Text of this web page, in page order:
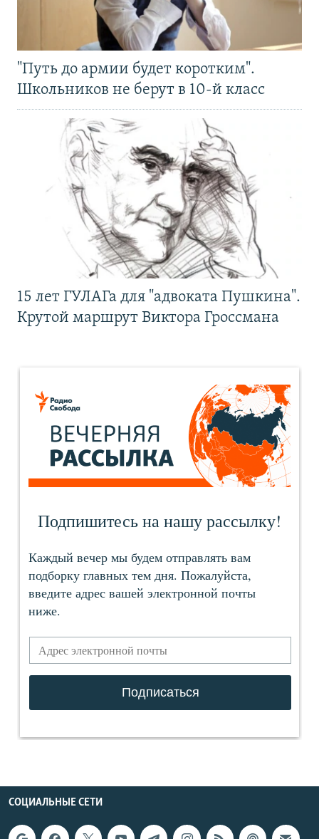
"Путь до армии будет коротким".
Школьников не берут в 10-й класс
15 лет ГУЛАГа для "адвоката Пушкина".
Крутой маршрут Виктора Гроссмана
СОЦИАЛЬНЫЕ СЕТИ